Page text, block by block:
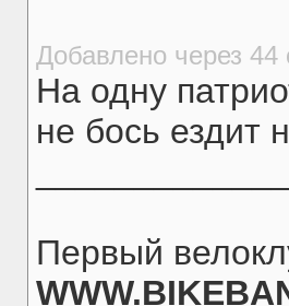
Добавлено через 44
На одну
не бось ездит
Первый